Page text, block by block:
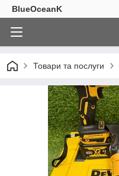
BlueOceanK
Товари та послуги